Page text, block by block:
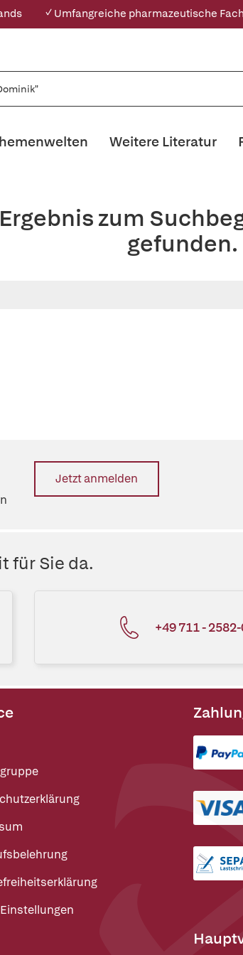
✓ Umfangreiche pharmazeutische
Weitere Literatur
zum
gefunden.
Jetzt anmelden
für Sie da.
+49 711 -